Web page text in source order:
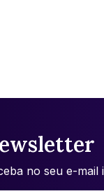
no seu e-